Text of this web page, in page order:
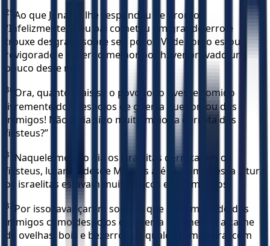
29 Ao que Jônatas lhe respondeu de pronto:
“Infelizmente, meu pai cometeu um grande erro e
trouxe desgraça sobre seu povo!” Vede como estou
revigorado e enxergo melhor por haver provado um
pouco deste mel.
30 Ora, quanto mais se o povo todo tivesse comido
livremente dos despojos de guerra que tomou dos
inimigos! Não teria sido muito maior a derrota dos
filisteus?”
31
Naquele mesmo dia os israelitas derrotaram os
filisteus, lutando desde Micmás até Aijalom. A essa altura
os israelitas estavam muito fracos e esfomeados.
32 Por isso, avançaram sobre o que haviam tirado dos
inimigos como despojos de guerra e comeram a carne
de ovelhas, bois e bezerros de qualquer maneira, com